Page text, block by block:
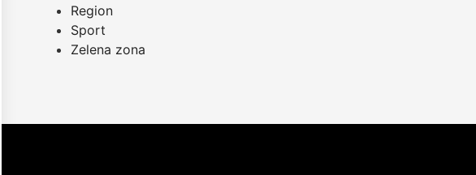
Region
Sport
Zelena zona